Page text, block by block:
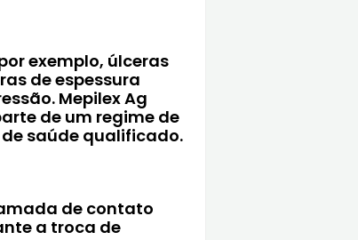
exemplo, úlceras
de espessura
Mepilex Ag
de um regime de
saúde qualificado.
de contato
a troca de